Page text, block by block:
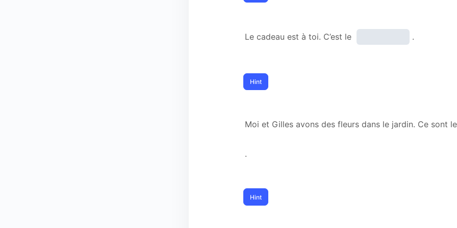
Le cadeau est à toi. C’est le .
Moi et Gilles avons des fleurs dans le jardin. Ce sont
.